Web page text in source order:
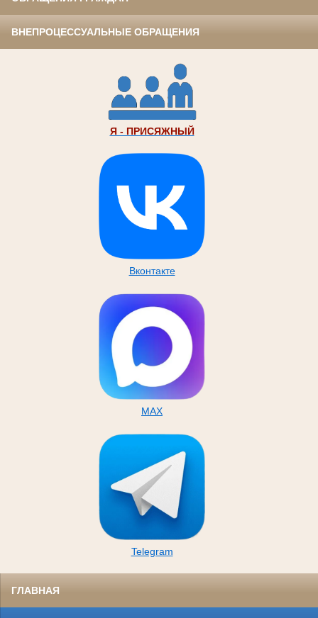
ВНЕПРОЦЕССУАЛЬНЫЕ ОБРАЩЕНИЯ
Я - ПРИСЯЖНЫЙ
Вконтакте
MAX
Telegram
ГЛАВНАЯ